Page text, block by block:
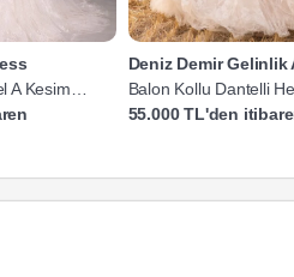
A Kesim
Deniz Demir Gelinlik
Balon Kollu Dantelli
55.000 TL'den